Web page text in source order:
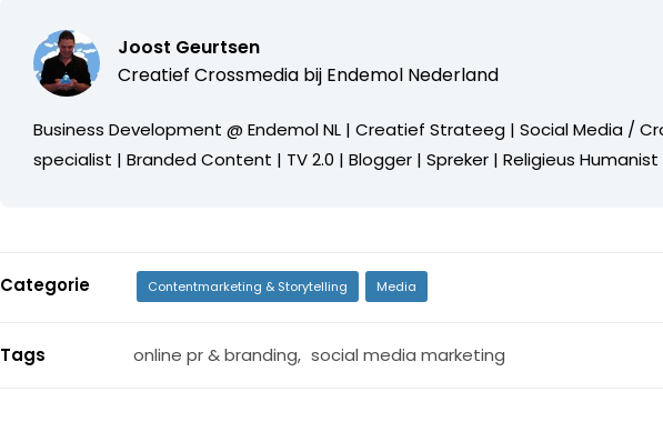
Joost Geurtsen
Creatief Crossmedia bij Endemol Nederland
Business Development @ Endemol NL | Creatief Strateeg | Social Media /
specialist | Branded Content | TV 2.0 | Blogger | Spreker | Religieus Humanist
Categorie Contentmarketing & Storytelling Media
Tags online pr & branding, social media marketing